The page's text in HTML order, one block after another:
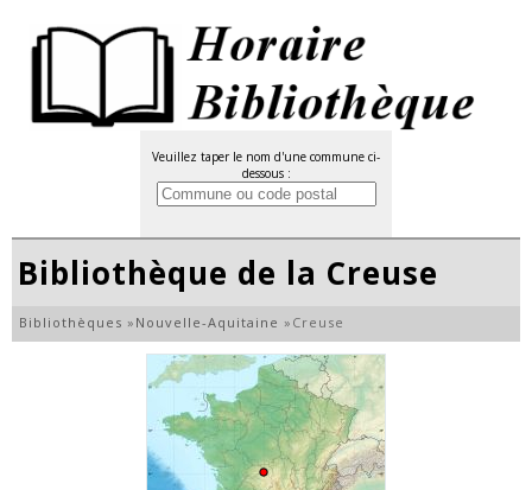
Veuillez taper le nom d'une commune ci-
dessous :
Bibliothèque de la Creuse
Bibliothèques » Nouvelle-Aquitaine » Creuse